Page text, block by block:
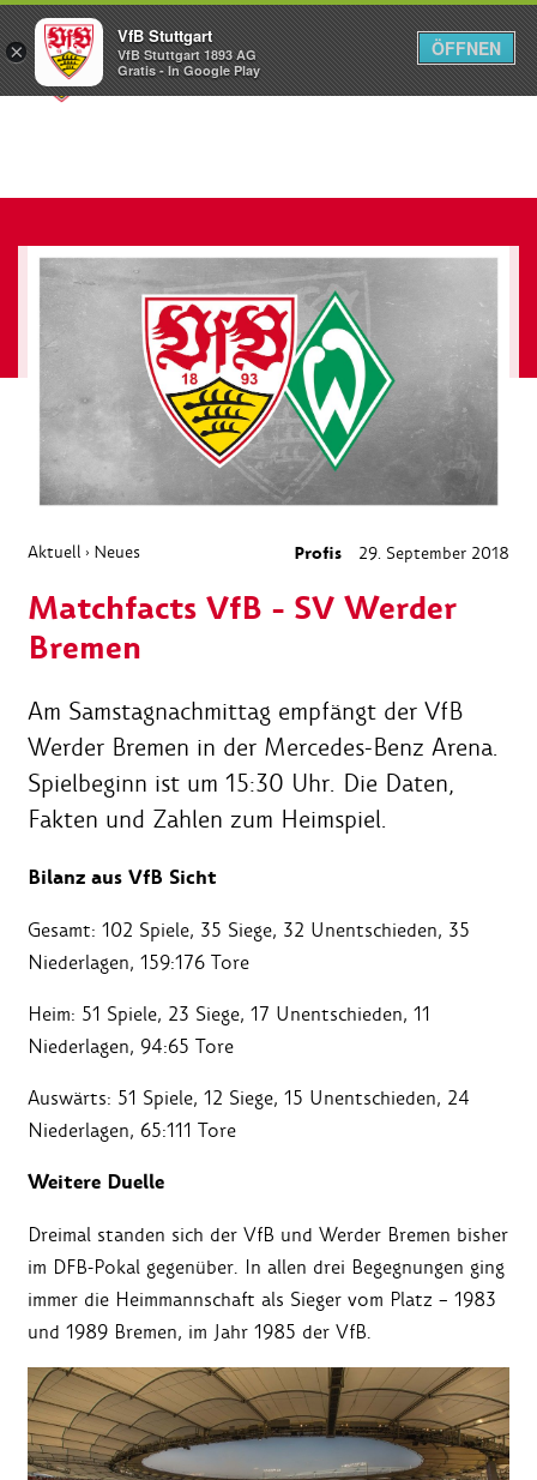
Menü
Aktuell › Neues Profis 29. September 2018
Matchfacts VfB - SV Werder
Bremen
Am Samstagnachmittag empfängt der VfB
Werder Bremen in der Mercedes-Benz Arena.
Spielbeginn ist um 15:30 Uhr. Die Daten,
Fakten und Zahlen zum Heimspiel.
Bilanz aus VfB Sicht
Gesamt: 102 Spiele, 35 Siege, 32 Unentschieden, 35
Niederlagen, 159:176 Tore
Heim: 51 Spiele, 23 Siege, 17 Unentschieden, 11
Niederlagen, 94:65 Tore
Auswärts: 51 Spiele, 12 Siege, 15 Unentschieden, 24
Niederlagen, 65:111 Tore
Weitere Duelle
Dreimal standen sich der VfB und Werder Bremen bisher
im DFB-Pokal gegenüber. In allen drei Begegnungen ging
immer die Heimmannschaft als Sieger vom Platz – 1983
und 1989 Bremen, im Jahr 1985 der VfB.
×
VfB Stuttgart
VfB Stuttgart 1893 AG
Gratis - In Google Play
ÖFFNEN